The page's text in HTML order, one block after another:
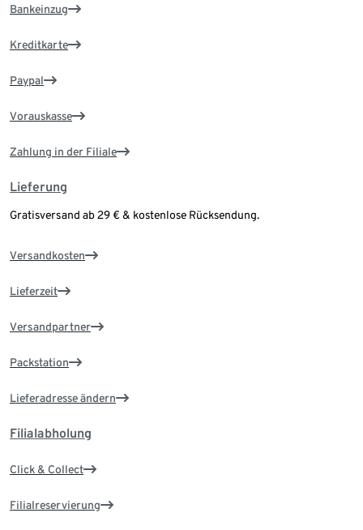
Bankeinzug
Kreditkarte
Paypal
Vorauskasse
Zahlung in der Filiale
Lieferung
Gratisversand ab 29 € & kostenlose Rücksendung.
Versandkosten
Lieferzeit
Versandpartner
Packstation
Lieferadresse ändern
Filialabholung
Click & Collect
Filialreservierung